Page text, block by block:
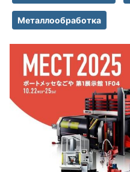
Металлообработка